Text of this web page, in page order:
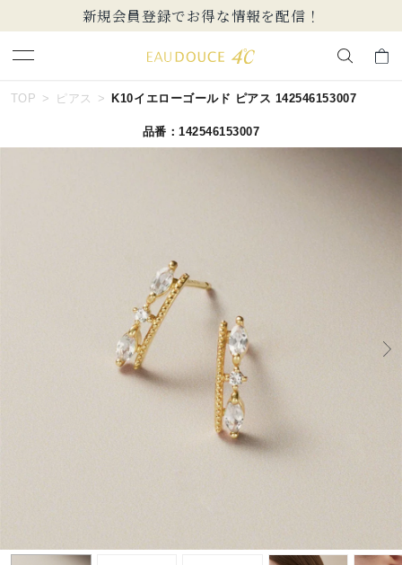
新規会員登録でお得な情報を配信！
キーワードで検索する
誕生石
TOP ピアス K10イエローゴールド ピアス 142546153007
品番：142546153007